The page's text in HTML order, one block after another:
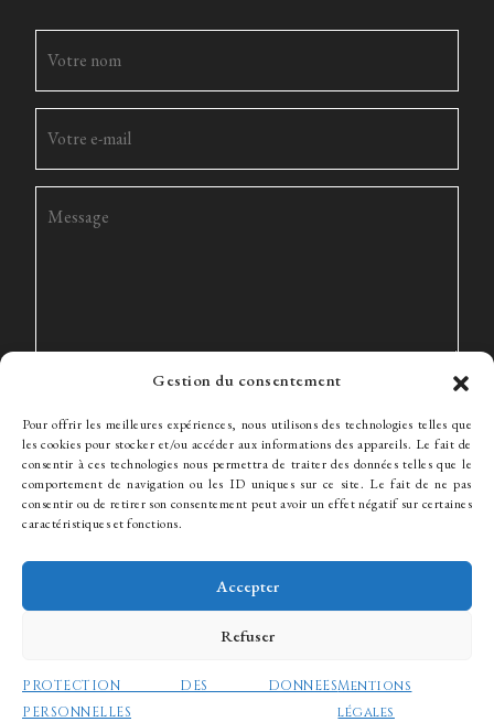
Gestion du consentement
Pour offrir les meilleures expériences, nous utilisons des technologies telles que
les cookies pour stocker et/ou accéder aux informations des appareils. Le fait de
consentir à ces technologies nous permettra de traiter des données telles que le
comportement de navigation ou les ID uniques sur ce site. Le fait de ne pas
consentir ou de retirer son consentement peut avoir un effet négatif sur certaines
caractéristiques et fonctions.
Accepter
Refuser
PROTECTION DES DONNEES
PERSONNELLES
Mentions
légales
Expertise L’équipe
© WJ Avocats 2024